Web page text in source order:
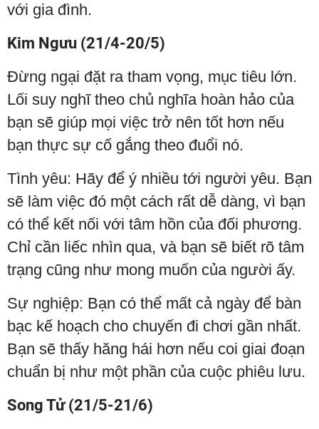
với gia đình.
Kim Ngưu (21/4-20/5)
Đừng ngại đặt ra tham vọng, mục tiêu lớn.
Lối suy nghĩ theo chủ nghĩa hoàn hảo của
bạn sẽ giúp mọi việc trở nên tốt hơn nếu
bạn thực sự cố gắng theo đuổi nó.
Tình yêu: Hãy để ý nhiều tới người yêu. Bạn
sẽ làm việc đó một cách rất dễ dàng, vì bạn
có thể kết nối với tâm hồn của đối phương.
Chỉ cần liếc nhìn qua, và bạn sẽ biết rõ tâm
trạng cũng như mong muốn của người ấy.
Sự nghiệp: Bạn có thể mất cả ngày để bàn
bạc kế hoạch cho chuyến đi chơi gần nhất.
Bạn sẽ thấy hăng hái hơn nếu coi giai đoạn
chuẩn bị như một phần của cuộc phiêu lưu.
Song Tử (21/5-21/6)